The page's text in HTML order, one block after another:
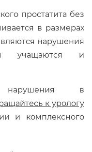
простатита без
в размерах
нарушения
учащаются и
в
к урологу
и комплексного